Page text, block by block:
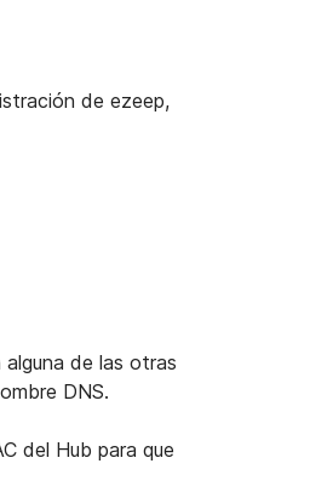
de ezeep,
alguna de las otras
DNS.
del Hub para que